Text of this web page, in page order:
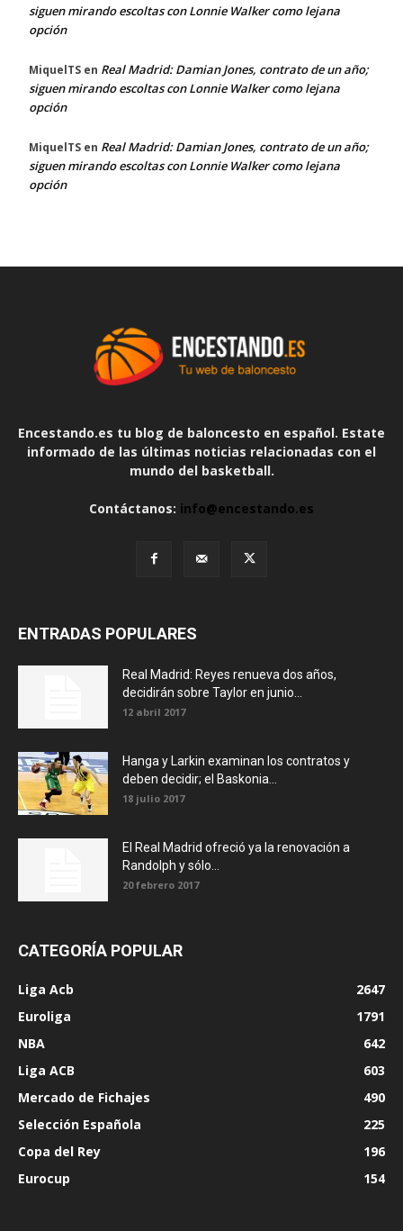
siguen mirando escoltas con Lonnie Walker como lejana
opción
MiquelTS en Real Madrid: Damian Jones, contrato de un año;
siguen mirando escoltas con Lonnie Walker como lejana
opción
MiquelTS en Real Madrid: Damian Jones, contrato de un año;
siguen mirando escoltas con Lonnie Walker como lejana
opción
Encestando.es tu blog de baloncesto en español. Estate
informado de las últimas noticias relacionadas con el
mundo del basketball.
Contáctanos: info@encestando.es
ENTRADAS POPULARES
Real Madrid: Reyes renueva dos años,
decidirán sobre Taylor en junio...
12 abril 2017
Hanga y Larkin examinan los contratos y
deben decidir; el Baskonia...
18 julio 2017
El Real Madrid ofreció ya la renovación a
Randolph y sólo...
20 febrero 2017
CATEGORÍA POPULAR
Liga Acb
2647
Euroliga
1791
NBA
642
Liga ACB
603
Mercado de Fichajes
490
Selección Española
225
Copa del Rey
196
Eurocup
154